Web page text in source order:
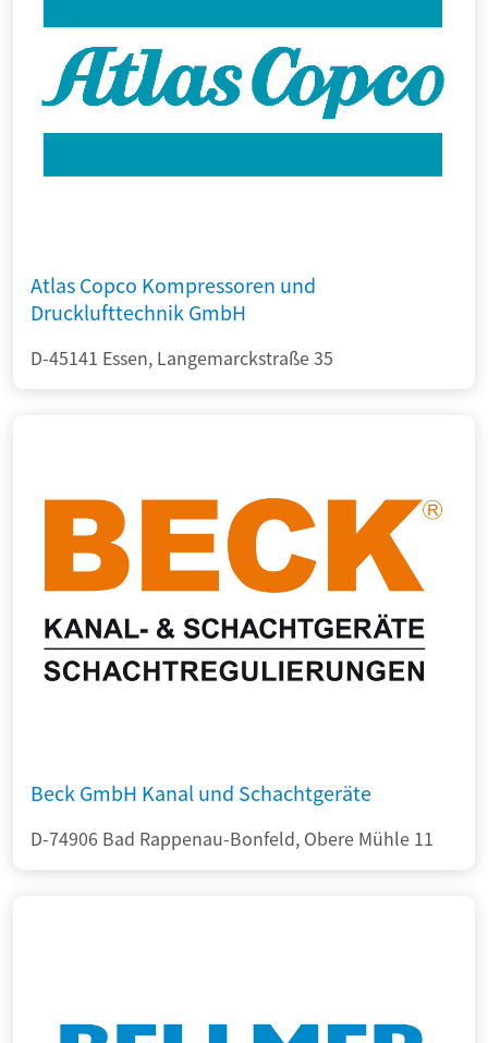
Atlas Copco Kompressoren und
Drucklufttechnik GmbH
D-45141 Essen, Langemarckstraße 35
Beck GmbH Kanal und Schachtgeräte
D-74906 Bad Rappenau-Bonfeld, Obere Mühle 11